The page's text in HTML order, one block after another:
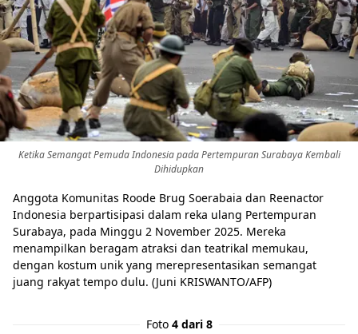
Ketika Semangat Pemuda Indonesia pada Pertempuran Surabaya Kembali
Dihidupkan
Anggota Komunitas Roode Brug Soerabaia dan Reenactor
Indonesia berpartisipasi dalam reka ulang Pertempuran
Surabaya, pada Minggu 2 November 2025. Mereka
menampilkan beragam atraksi dan teatrikal memukau,
dengan kostum unik yang merepresentasikan semangat
juang rakyat tempo dulu. (Juni KRISWANTO/AFP)
Foto 4 dari 8